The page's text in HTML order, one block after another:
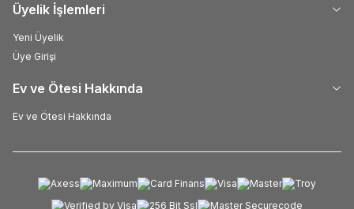
Üyelik İşlemleri
Yeni Üyelik
Üye Girişi
Ev ve Ötesi Hakkında
Ev ve Ötesi Hakkında